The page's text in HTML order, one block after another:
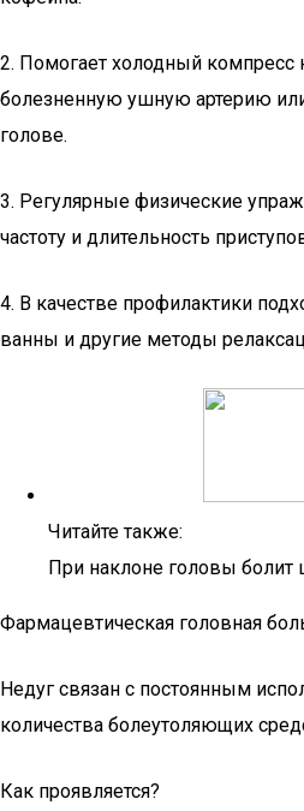
2. Помогает холодный компресс
болезненную ушную артерию
голове.
3. Регулярные физические
частоту и длительность
4. В качестве профилактики
ванны и другие методы
Читайте также:
При наклоне головы болит
Фармацевтическая головная
Недуг связан с постоянным
количества болеутоляющих
Как проявляется?